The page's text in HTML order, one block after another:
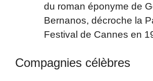
du roman éponyme de
Bernanos, décroche la
Festival de Cannes en
Compagnies célèbres